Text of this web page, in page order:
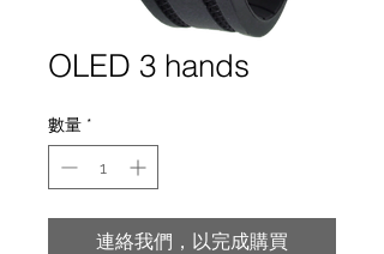
OLED 3 hands
數量 *
連絡我們，以完成購買